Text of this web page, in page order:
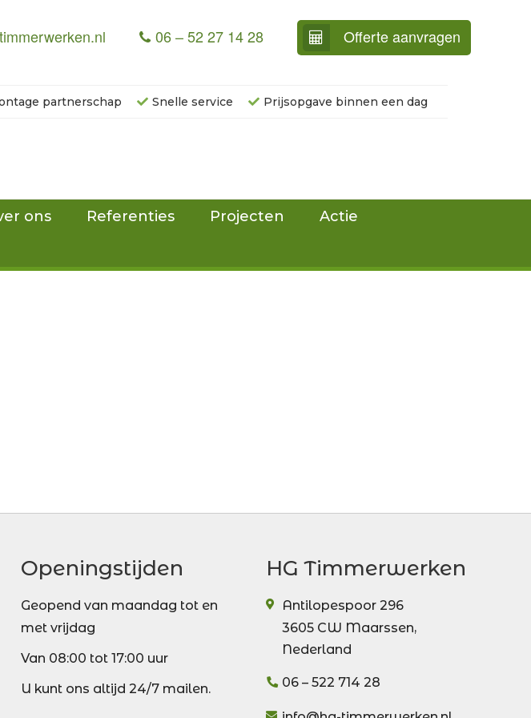
06 – 52 27 14 28 Offerte aanvragen
partnerschap Snelle service Prijsopgave binnen een dag
ons Referenties Projecten
Actie
Openingstijden
Geopend van maandag tot en
met vrijdag
Van 08:00 tot 17:00 uur
U kunt ons altijd 24/7 mailen.
HG Timmerwerken
Antilopespoor 296
3605 CW Maarssen,
Nederland
06 – 522 714 28